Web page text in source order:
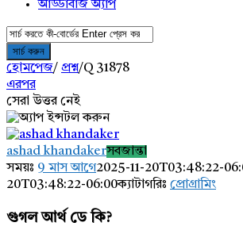
আড্ডাবাজ অ্যাপ
হোমপেজ/ প্রশ্ন/Q 31878
এরপর
সেরা উত্তর নেই
AddaBuzz.net
Latest
প্রশ্ন
ashad khandakerসবজান্তা
সময়ঃ 9 মাস আগে2025-11-20T03:48:22-
20T03:48:22-06:00ক্যাটাগরিঃ প্রোগ্রামিং
গুগল আর্থ ডে কি?